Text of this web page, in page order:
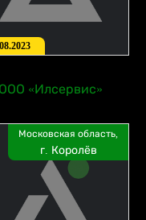
ООО «Илсервис»
Московская область,
г. Королёв